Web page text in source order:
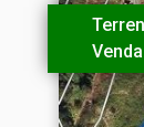
Venda